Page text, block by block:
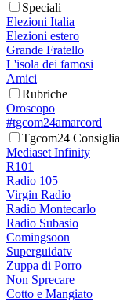
Speciali
Elezioni Italia
Elezioni estero
Grande Fratello
L'isola dei famosi
Amici
Rubriche
Oroscopo
#tgcom24amarcord
Tgcom24 Consiglia
Mediaset Infinity
R101
Radio 105
Virgin Radio
Radio Montecarlo
Radio Subasio
Comingsoon
Superguidatv
Zuppa di Porro
Non Sprecare
Cotto e Mangiato